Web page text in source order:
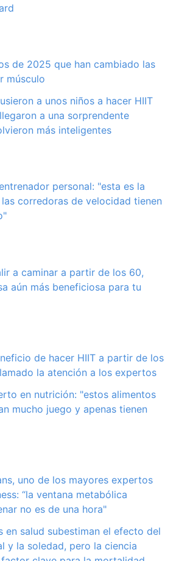
de 2025 que han cambiado las
músculo
a unos niños a hacer HIIT
a una sorprendente
más inteligentes
personal: "esta es la
corredoras de velocidad tienen
a caminar a partir de los 60,
aún más beneficiosa para tu
de hacer HIIT a partir de los
la atención a los expertos
en nutrición: "estos alimentos
mucho juego y apenas tienen
uno de los mayores expertos
“la ventana metabólica
no es de una hora"
en salud subestiman el efecto del
y la soledad, pero la ciencia